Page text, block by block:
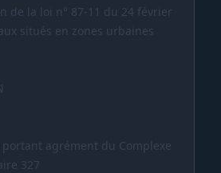
de la loi n° 87-11 du 24 février
situés en zones urbaines
portant agrément du Complexe
327